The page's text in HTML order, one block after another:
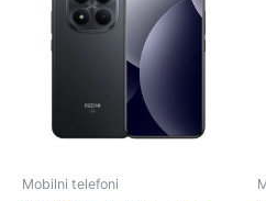
Mobilni telefoni